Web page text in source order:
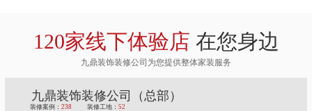
120家线下体验店 在您身边
九鼎装饰装修公司为您提供整体家装服务
九鼎装饰装修公司（总部）
装修案例：238 装修工地： 52